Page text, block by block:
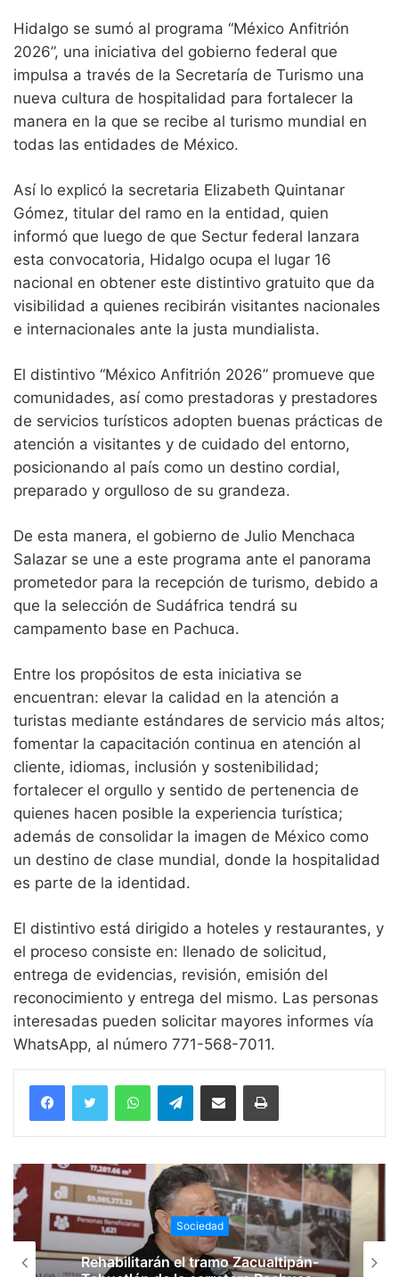
Hidalgo se sumó al programa “México Anfitrión
2026”, una iniciativa del gobierno federal que
impulsa a través de la Secretaría de Turismo una
nueva cultura de hospitalidad para fortalecer la
manera en la que se recibe al turismo mundial en
todas las entidades de México.
Así lo explicó la secretaria Elizabeth Quintanar
Gómez, titular del ramo en la entidad, quien
informó que luego de que Sectur federal lanzara
esta convocatoria, Hidalgo ocupa el lugar 16
nacional en obtener este distintivo gratuito que da
visibilidad a quienes recibirán visitantes nacionales
e internacionales ante la justa mundialista.
El distintivo “México Anfitrión 2026” promueve que
comunidades, así como prestadoras y prestadores
de servicios turísticos adopten buenas prácticas de
atención a visitantes y de cuidado del entorno,
posicionando al país como un destino cordial,
preparado y orgulloso de su grandeza.
De esta manera, el gobierno de Julio Menchaca
Salazar se une a este programa ante el panorama
prometedor para la recepción de turismo, debido a
que la selección de Sudáfrica tendrá su
campamento base en Pachuca.
Entre los propósitos de esta iniciativa se
encuentran: elevar la calidad en la atención a
turistas mediante estándares de servicio más altos;
fomentar la capacitación continua en atención al
cliente, idiomas, inclusión y sostenibilidad;
fortalecer el orgullo y sentido de pertenencia de
quienes hacen posible la experiencia turística;
además de consolidar la imagen de México como
un destino de clase mundial, donde la hospitalidad
es parte de la identidad.
El distintivo está dirigido a hoteles y restaurantes, y
el proceso consiste en: llenado de solicitud,
entrega de evidencias, revisión, emisión del
reconocimiento y entrega del mismo. Las personas
interesadas pueden solicitar mayores informes vía
WhatsApp, al número 771-568-7011.
WhatsAppTelegramCompartir vía email Imprimir
Sociedad
Rehabilitarán el tramo Zacualtipán-